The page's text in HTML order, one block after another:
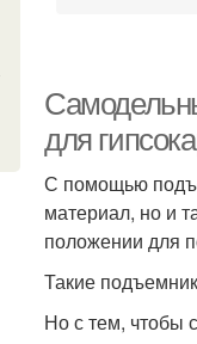
для
С помощью
материал, но и
положении для
Такие
Но с тем, чтобы